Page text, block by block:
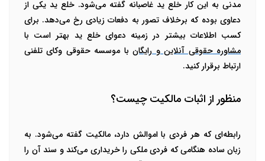
مدنی به این کار خلع ید غاصبانه گفته می‌شود. خلع ید یکی از
دعاوی بوده که برخلاف تصور به دفعات زیادی رخ می‌دهد. برای
کسب اطلاعات بیشتر در زمینه دعوای خلع ید بهتر است با
مشاوره حقوقی آنلاین و رایگانبا موسسه حقوقی وکای تلفنی
ارتباط برقرار کنید.
منظور از اثبات مالکیت چیست؟
رابطه‌ای که هر فردی با اموالش دارد، مالکیت گفته می‌شود. به
زبان ساده هنگامی که فردی ملکی را خریداری می‌کند و سند آن را